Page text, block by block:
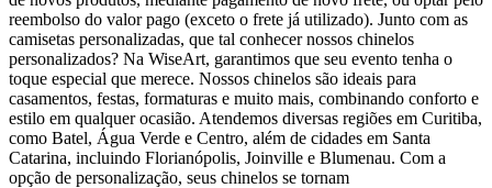
reembolso do valor pago (exceto o frete já utilizado). Junto com as
camisetas personalizadas, que tal conhecer nossos chinelos
personalizados? Na WiseArt, garantimos que seu evento tenha o
toque especial que merece. Nossos chinelos são ideais para
casamentos, festas, formaturas e muito mais, combinando conforto e
estilo em qualquer ocasião. Atendemos diversas regiões em Curitiba,
como Batel, Água Verde e Centro, além de cidades em Santa
Catarina, incluindo Florianópolis, Joinville e Blumenau. Com a
opção de personalização, seus chinelos se tornam